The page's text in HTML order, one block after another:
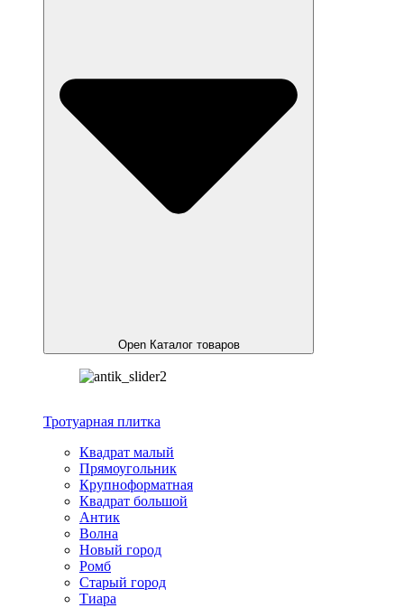
Open Каталог товаров
Тротуарная плитка
Квадрат малый
Прямоугольник
Крупноформатная
Квадрат большой
Антик
Волна
Новый город
Ромб
Старый город
Тиара